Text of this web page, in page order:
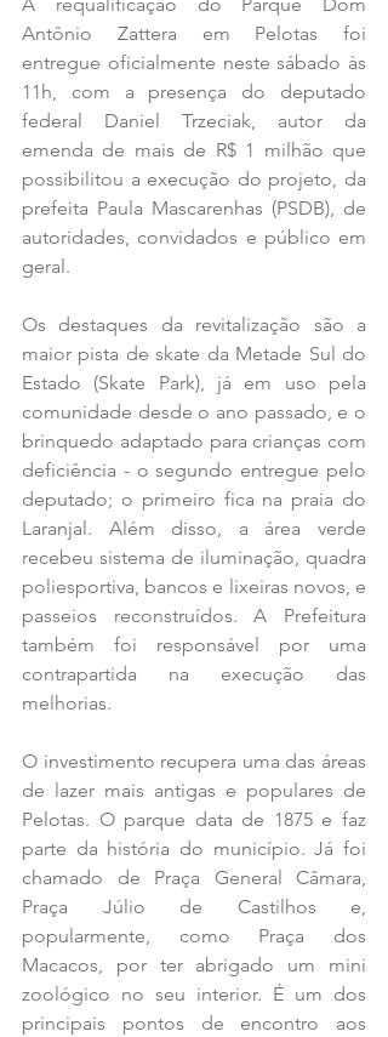
A requalificação do Parque Dom
Antônio Zattera em Pelotas foi
entregue oficialmente neste sábado às
11h, com a presença do deputado
federal Daniel Trzeciak, autor da
emenda de mais de R$ 1 milhão que
possibilitou a execução do projeto, da
prefeita Paula Mascarenhas (PSDB), de
autoridades, convidados e público em
geral.
Os destaques da revitalização são a
maior pista de skate da Metade Sul do
Estado (Skate Park), já em uso pela
comunidade desde o ano passado, e o
brinquedo adaptado para crianças com
deficiência - o segundo entregue pelo
deputado; o primeiro fica na praia do
Laranjal. Além disso, a área verde
recebeu sistema de iluminação, quadra
poliesportiva, bancos e lixeiras novos, e
passeios reconstruídos. A Prefeitura
também foi responsável por uma
contrapartida na execução das
melhorias.
O investimento recupera uma das áreas
de lazer mais antigas e populares de
Pelotas. O parque data de 1875 e faz
parte da história do município. Já foi
chamado de Praça General Câmara,
Praça Júlio de Castilhos e,
popularmente, como Praça dos
Macacos, por ter abrigado um mini
zoológico no seu interior. É um dos
principais pontos de encontro aos